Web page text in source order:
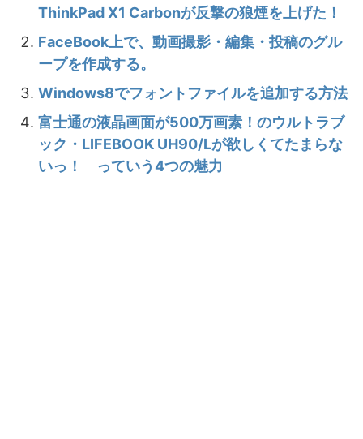
ThinkPad X1 Carbonが反撃の狼煙を上げた！
FaceBook上で、動画撮影・編集・投稿のグル
ープを作成する。
Windows8でフォントファイルを追加する方法
富士通の液晶画面が500万画素！のウルトラブ
ック・LIFEBOOK UH90/Lが欲しくてたまらな
いっ！ っていう4つの魅力